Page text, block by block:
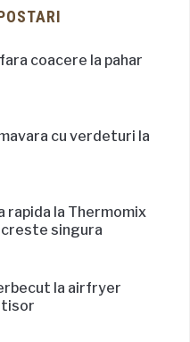
coacere la pahar
cu verdeturi la
rapida la Thermomix
creste singura
la airfryer